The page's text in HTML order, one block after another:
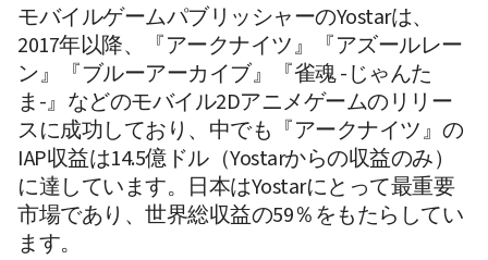
モバイルゲームパブリッシャーのYostarは、
2017年以降、『アークナイツ』『アズールレー
ン』『ブルーアーカイブ』『雀魂 -じゃんた
ま-』などのモバイル2Dアニメゲームのリリー
スに成功しており、中でも『アークナイツ』の
IAP収益は14.5億ドル（Yostarからの収益のみ）
に達しています。日本はYostarにとって最重要
市場であり、世界総収益の59％をもたらしてい
ます。